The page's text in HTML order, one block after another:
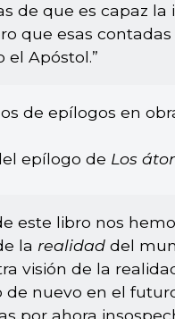
de que es capaz
que esas
el Apóstol.”
de epílogos en
epílogo de Los
este libro nos
la realidad del
visión de la
nuevo en el
por ahora